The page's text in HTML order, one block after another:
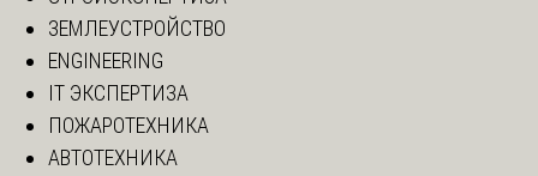
ЗЕМЛЕУСТРОЙСТВО
ENGINEERING
IT ЭКСПЕРТИЗА
ПОЖАРОТЕХНИКА
АВТОТЕХНИКА